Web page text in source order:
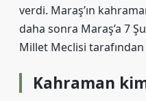
verdi. Maraş’ın
daha sonra Maraş’a 7
Millet Meclisi tarafından
Kahraman